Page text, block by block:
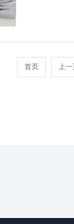
首页 上一